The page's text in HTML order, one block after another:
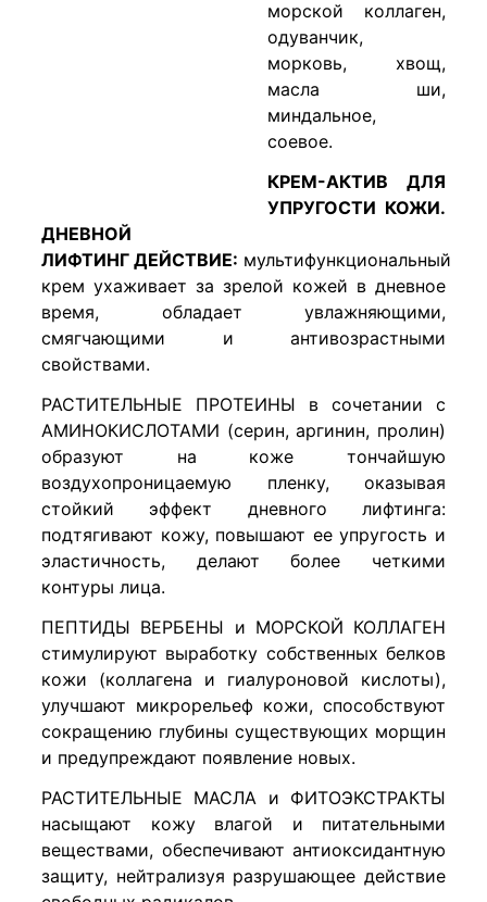
морской коллаген,
одуванчик,
морковь, хвощ,
масла ши,
миндальное,
соевое.
КРЕМ-АКТИВ ДЛЯ
УПРУГОСТИ КОЖИ.
ДНЕВНОЙ
ЛИФТИНГ ДЕЙСТВИЕ: мультифункциональный
крем ухаживает за зрелой кожей в дневное
время, обладает увлажняющими,
смягчающими и антивозрастными
свойствами.
РАСТИТЕЛЬНЫЕ ПРОТЕИНЫ в сочетании с
АМИНОКИСЛОТАМИ (серин, аргинин, пролин)
образуют на коже тончайшую
воздухопроницаемую пленку, оказывая
стойкий эффект дневного лифтинга:
подтягивают кожу, повышают ее упругость и
эластичность, делают более четкими
контуры лица.
ПЕПТИДЫ ВЕРБЕНЫ и МОРСКОЙ КОЛЛАГЕН
стимулируют выработку собственных белков
кожи (коллагена и гиалуроновой кислоты),
улучшают микрорельеф кожи, способствуют
сокращению глубины существующих морщин
и предупреждают появление новых.
РАСТИТЕЛЬНЫЕ МАСЛА и ФИТОЭКСТРАКТЫ
насыщают кожу влагой и питательными
веществами, обеспечивают антиоксидантную
защиту, нейтрализуя разрушающее действие